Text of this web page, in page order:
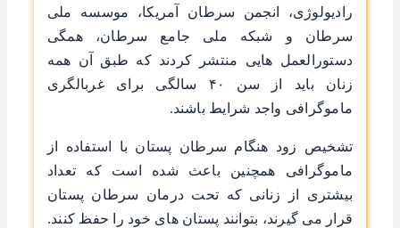
رادیولوژی، انجمن سرطان آمریکا، موسسه ملی
سرطان و شبکه ملی جامع سرطان، همگی
دستورالعمل‌ هایی منتشر کردند که طبق آن همه
زنان باید از سن ۴۰ سالگی برای غربالگری
ماموگرافی واجد شرایط باشند.
تشخیص زود هنگام سرطان پستان با استفاده از
ماموگرافی همچنین باعث شده است که تعداد
بیشتری از زنانی که تحت درمان سرطان پستان
قرار می ‌گیرند، بتوانند پستان های خود را حفظ کنند.